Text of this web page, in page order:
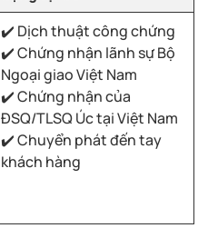
✔️ Dịch thuật công chứng
✔️ Chứng nhận lãnh sự Bộ
Ngoại giao Việt Nam
✔️ Chứng nhận của
ĐSQ/TLSQ Úc tại Việt Nam
✔️ Chuyển phát đến tay
khách hàng